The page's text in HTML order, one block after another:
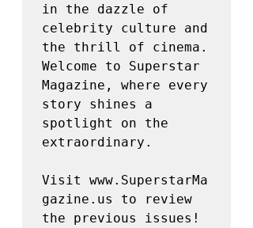
in the dazzle of
celebrity culture and
the thrill of cinema.
Welcome to Superstar
Magazine, where every
story shines a
spotlight on the
extraordinary.
Visit www.SuperstarMa
gazine.us to review
the previous issues!